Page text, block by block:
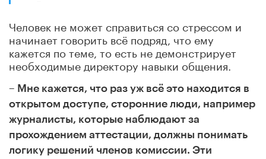
Человек не может справиться со стрессом и
начинает говорить всё подряд, что ему
кажется по теме, то есть не демонстрирует
необходимые директору навыки общения.
– Мне кажется, что раз уж всё это находится в
открытом доступе, сторонние люди, например
журналисты, которые наблюдают за
прохождением аттестации, должны понимать
логику решений членов комиссии. Эти